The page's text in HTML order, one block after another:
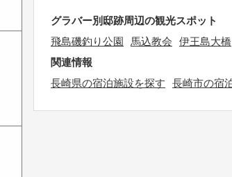
グラバー別邸跡周辺の観光スポット
飛島磯釣り公園
馬込教会 伊王島大橋
関連情報
長崎県の宿泊施設を探す
長崎市の宿